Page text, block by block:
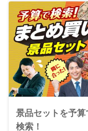
景品セットを予算
検索！